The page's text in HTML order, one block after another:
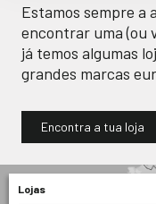
Estamos sempre a
encontrar uma (ou
já temos algumas
grandes marcas
Encontra a tua loja
Lojas